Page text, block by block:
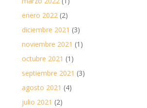
enero 2022(2)
diciembre 2021 (3)
noviembre 2021 (1)
octubre 2021 (1)
septiembre 2021 (3)
agosto 2021 (4)
julio 2021 (2)